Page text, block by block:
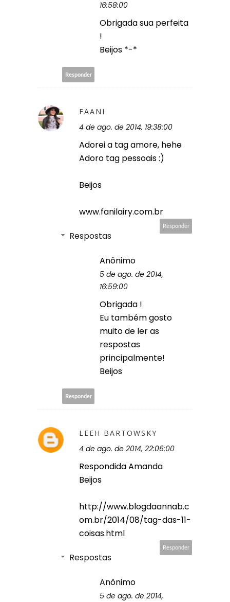
16:58:00
Obrigada sua perfeita
!
Beijos *-*
Responder
FAANI
4 de ago. de 2014, 19:38:00
Adorei a tag amore, hehe
Adoro tag pessoais :)
Beijos
www.fanilairy.com.br
Responder
Respostas
Anônimo
5 de ago. de 2014,
16:59:00
Obrigada !
Eu também gosto
muito de ler as
respostas
principalmente!
Beijos
Responder
LEEH BARTOWSKY
4 de ago. de 2014, 22:06:00
Respondida Amanda
Beijos
http://www.blogdaannab.c
om.br/2014/08/tag-das-11-
coisas.html
Responder
Respostas
Anônimo
5 de ago. de 2014,